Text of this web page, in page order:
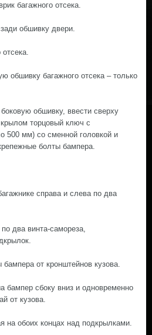
багажного отсека.
обшивку двери.
отсека.
обшивку багажного отсека – только
обшивку, ввести сверху
торцовый ключ с
500 мм) со сменной головкой и
болты бампера.
справа и слева по два
два винта-самореза,
от кронштейнов кузова.
бампер сбоку вниз и одновременно
от кузова.
на обоих концах над подкрылками.